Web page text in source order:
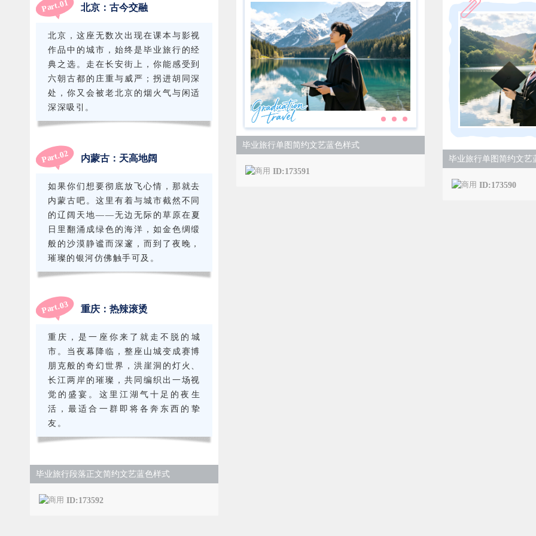
Part.01 北京：古今交融
北京，这座无数次出现在课本与影视
作品中的城市，始终是毕业旅行的经
典之选。走在长安街上，你能感受到
六朝古都的庄重与威严；拐进胡同深
处，你又会被老北京的烟火气与闲适
深深吸引。
Part.02 内蒙古：天高地阔
如果你们想要彻底放飞心情，那就去
内蒙古吧。这里有着与城市截然不同
的辽阔天地——无边无际的草原在夏
日里翻涌成绿色的海洋，如金色绸缎
般的沙漠静谧而深邃，而到了夜晚，
璀璨的银河仿佛触手可及。
Part.03 重庆：热辣滚烫
重庆，是一座你来了就走不脱的城
市。当夜幕降临，整座山城变成赛博
朋克般的奇幻世界，洪崖洞的灯火、
长江两岸的璀璨，共同编织出一场视
觉的盛宴。这里江湖气十足的夜生
活，最适合一群即将各奔东西的挚
友。
毕业旅行段落正文简约文艺蓝色样式
ID:173592
毕业旅行单图简约文艺蓝色样式
ID:173591
毕业旅行单图简约文艺
ID:173590